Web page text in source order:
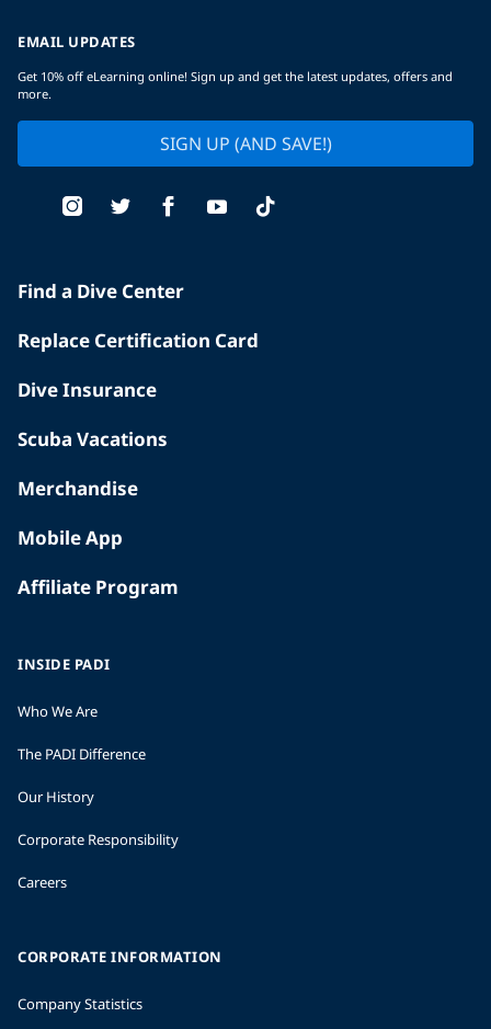
EMAIL UPDATES
Get 10% off eLearning online! Sign up and get the latest updates, offers and
more.
SIGN UP (AND SAVE!)
Find a Dive Center
Replace Certification Card
Dive Insurance
Scuba Vacations
Merchandise
Mobile App
Affiliate Program
INSIDE PADI
Who We Are
The PADI Difference
Our History
Corporate Responsibility
Careers
CORPORATE INFORMATION
Company Statistics